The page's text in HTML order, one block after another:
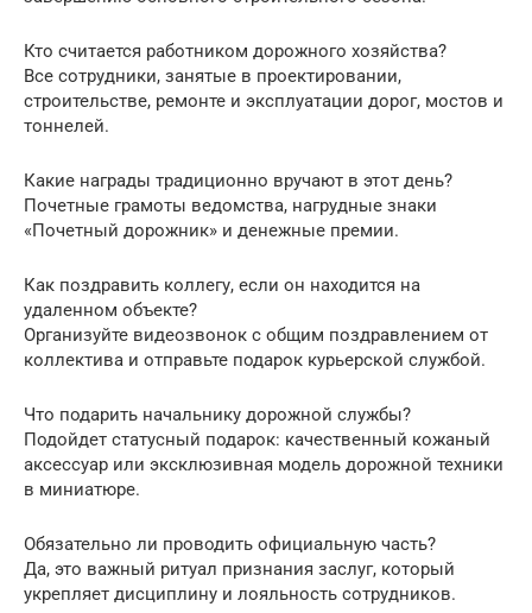
Кто считается работником дорожного хозяйства?
Все сотрудники, занятые в проектировании,
строительстве, ремонте и эксплуатации дорог, мостов и
тоннелей.
Какие награды традиционно вручают в этот день?
Почетные грамоты ведомства, нагрудные знаки
«Почетный дорожник» и денежные премии.
Как поздравить коллегу, если он находится на
удаленном объекте?
Организуйте видеозвонок с общим поздравлением от
коллектива и отправьте подарок курьерской службой.
Что подарить начальнику дорожной службы?
Подойдет статусный подарок: качественный кожаный
аксессуар или эксклюзивная модель дорожной техники
в миниатюре.
Обязательно ли проводить официальную часть?
Да, это важный ритуал признания заслуг, который
укрепляет дисциплину и лояльность сотрудников.